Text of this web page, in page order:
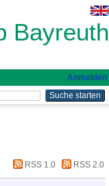
Bayreuth
Anmelden
RSS 1.0 RSS 2.0